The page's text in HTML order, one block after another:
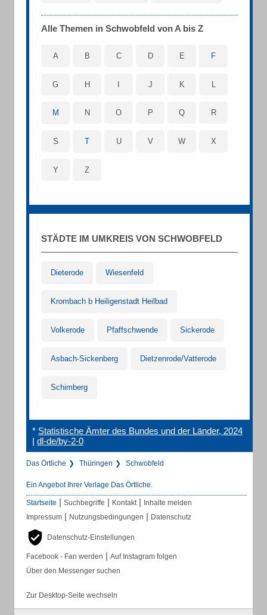
Alle Themen in Schwobfeld von A bis Z
A B C D E F
G H J K L
M N O P Q R
S T U V W X
Y Z
STÄDTE IM UMKREIS VON SCHWOBFELD
Dieterode Wiesenfeld
Krombach b Heiligenstadt Heilbad
Volkerode Pfaffschwende Sickerode
Asbach-Sickenberg Dietzenrode/Vatterode
Schimberg
* Statistische Ämter des Bundes und der Länder, 2024
| dl-de/by-2-0
Das Örtliche Thüringen Schwobfeld
Ein Angebot Ihrer Verlage Das Örtliche.
Startseite | Suchbegriffe | Kontakt | Inhalte melden
Impressum | Nutzungsbedingungen | Datenschutz
Datenschutz-Einstellungen
Facebook - Fan werden | Auf Instagram folgen
Über den Messenger suchen
Zur Desktop-Seite wechseln